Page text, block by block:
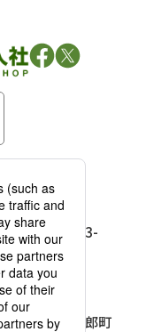
13 8F
3116
区平河町1-3-
：03-3263-
中央区久太郎町